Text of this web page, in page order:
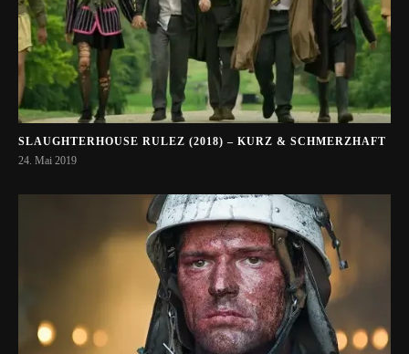
SLAUGHTERHOUSE RULEZ (2018) – KURZ & SCHMERZHAFT
24. Mai 2019